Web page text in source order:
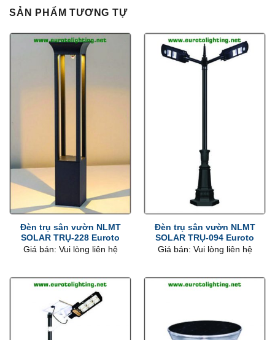
SẢN PHẨM TƯƠNG TỰ
Đèn trụ sân vườn NLMT
SOLAR TRỤ-228 Euroto
Giá bán: Vui lòng liên hệ
Đèn trụ sân vườn NLMT
SOLAR TRỤ-094 Euroto
Giá bán: Vui lòng liên hệ